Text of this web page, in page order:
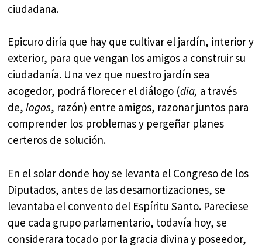
ciudadana.
Epicuro diría que hay que cultivar el jardín, interior y
exterior, para que vengan los amigos a construir su
ciudadanía. Una vez que nuestro jardín sea
acogedor, podrá florecer el diálogo (dia, a través
de,logos, razón) entre amigos, razonar juntos para
comprender los problemas y pergeñar planes
certeros de solución.
En el solar donde hoy se levanta el Congreso de los
Diputados, antes de las desamortizaciones, se
levantaba el convento del Espíritu Santo. Pareciese
que cada grupo parlamentario, todavía hoy, se
considerara tocado por la gracia divina y poseedor,